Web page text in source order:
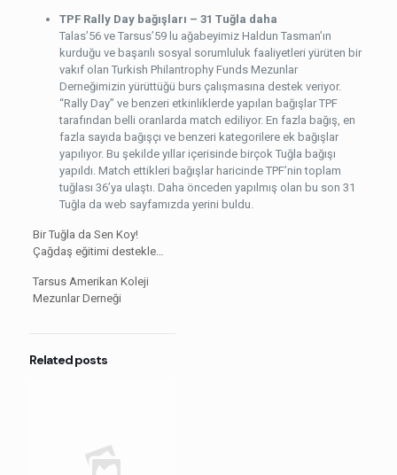
TPF Rally Day bağışları – 31 Tuğla daha
Talas’56 ve Tarsus’59 lu ağabeyimiz Haldun Tasman’ın
kurduğu ve başarılı sosyal sorumluluk faaliyetleri yürüten bir
vakıf olan Turkish Philantrophy Funds Mezunlar
Derneğimizin yürüttüğü burs çalışmasına destek veriyor.
“Rally Day” ve benzeri etkinliklerde yapılan bağışlar TPF
tarafından belli oranlarda match ediliyor. En fazla bağış, en
fazla sayıda bağışçı ve benzeri kategorilere ek bağışlar
yapılıyor. Bu şekilde yıllar içerisinde birçok Tuğla bağışı
yapıldı. Match ettikleri bağışlar haricinde TPF’nin toplam
tuğlası 36’ya ulaştı. Daha önceden yapılmış olan bu son 31
Tuğla da web sayfamızda yerini buldu.
Bir Tuğla da Sen Koy!
Çağdaş eğitimi destekle…
Tarsus Amerikan Koleji
Mezunlar Derneği
Related posts